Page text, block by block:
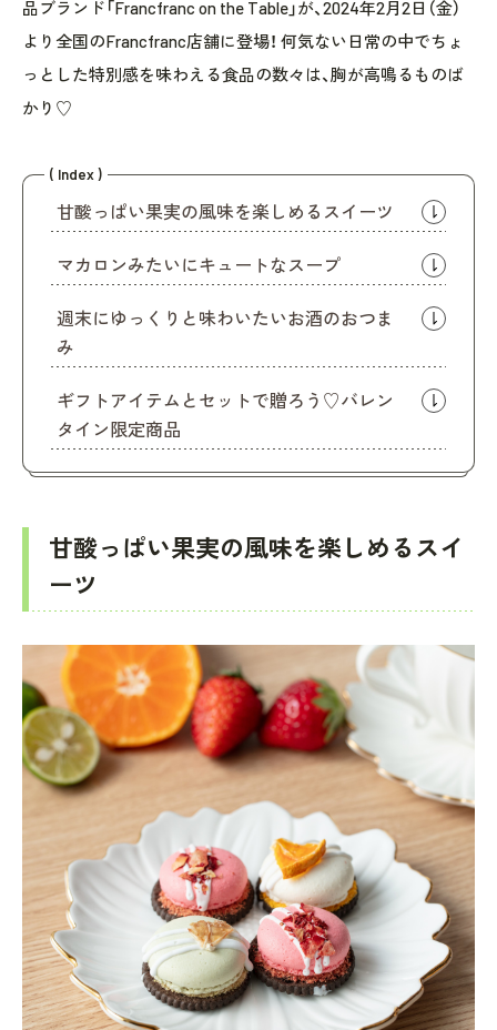
品ブランド「Francfranc on the Table」が、2024年2月2日（金）
より全国のFrancfranc店舗に登場！ 何気ない日常の中でちょ
っとした特別感を味わえる食品の数々は、胸が高鳴るものば
かり♡
( Index )
甘酸っぱい果実の風味を楽しめるスイーツ
マカロンみたいにキュートなスープ
週末にゆっくりと味わいたいお酒のおつま
み
ギフトアイテムとセットで贈ろう♡バレン
タイン限定商品
甘酸っぱい果実の風味を楽しめるスイ
ーツ